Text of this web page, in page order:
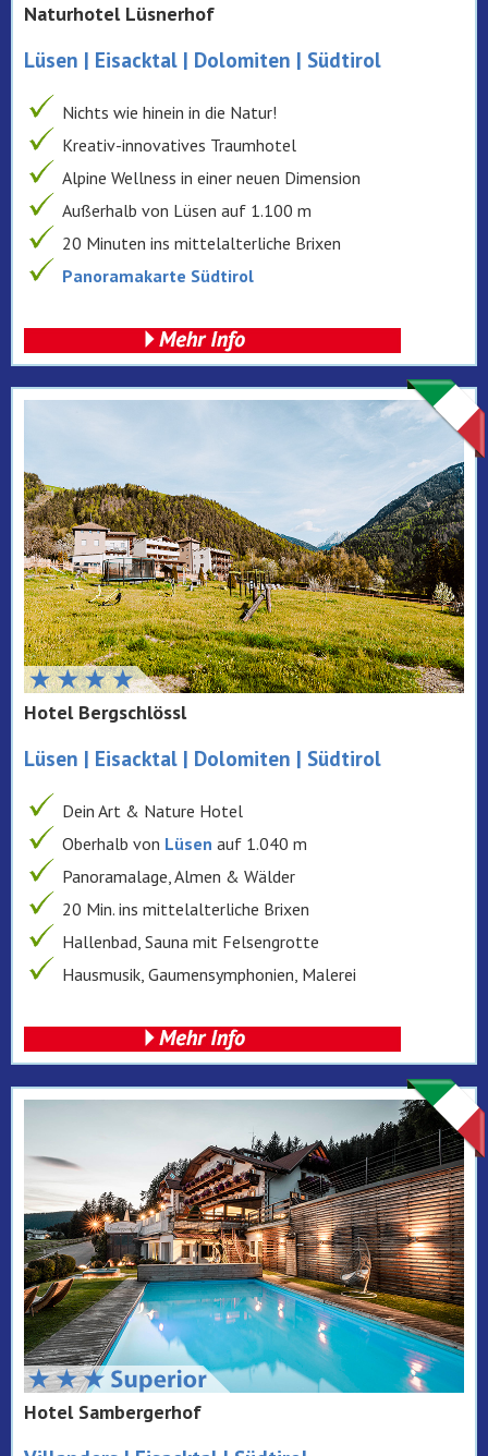
Naturhotel Lüsnerhof
Lüsen | Eisacktal | Dolomiten | Südtirol
Nichts wie hinein in die Natur!
Kreativ-innovatives Traumhotel
Alpine Wellness in einer neuen Dimension
Außerhalb von Lüsen auf 1.100 m
20 Minuten ins mittelalterliche Brixen
Panoramakarte Südtirol
Hotel Bergschlössl
Lüsen | Eisacktal | Dolomiten | Südtirol
Dein Art & Nature Hotel
Oberhalb von Lüsen auf 1.040 m
Panoramalage, Almen & Wälder
20 Min. ins mittelalterliche Brixen
Hallenbad, Sauna mit Felsengrotte
Hausmusik, Gaumensymphonien, Malerei
Hotel Sambergerhof